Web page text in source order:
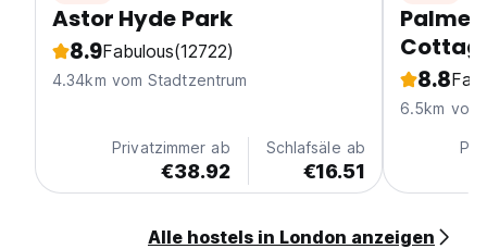
Astor Hyde Park
8.9Fabulous(12722)
4.34km vom Stadtzentrum
Privatzimmer ab
€38.92
Schlafsäle ab
€16.51
8.8
6.5km
Alle hostels in London anzeigen